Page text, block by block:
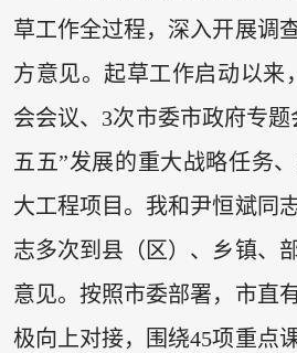
草工作全过程，深入开展调
方意见。起草工作启动以来
会会议、3次市委市政府专
五五”发展的重大战略任务
大工程项目。我和尹恒斌同
志多次到县（区）、乡镇、
意见。按照市委部署，市直
极向上对接，围绕45项重点